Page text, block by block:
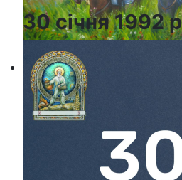
30 січня 1992